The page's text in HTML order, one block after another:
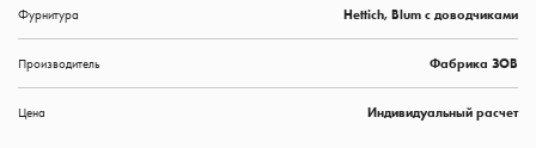
Фурнитура Hettich, Blum с доводчиками
Производитель Фабрика ЗОВ
Цена Индивидуальный расчет